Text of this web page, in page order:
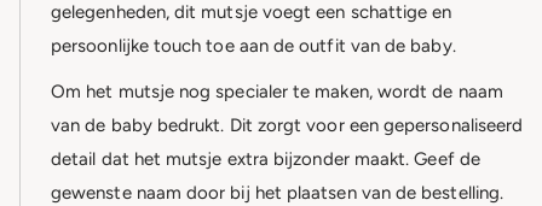
gelegenheden, dit mutsje voegt een schattige en
persoonlijke touch toe aan de outfit van de baby.
Om het mutsje nog specialer te maken, wordt de naam
van de baby bedrukt. Dit zorgt voor een gepersonaliseerd
detail dat het mutsje extra bijzonder maakt. Geef de
gewenste naam door bij het plaatsen van de bestelling.